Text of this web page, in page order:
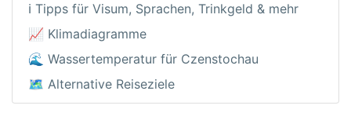
ℹ️ Tipps für Visum, Sprachen, Trinkgeld & mehr
📈 Klimadiagramme
🌊 Wassertemperatur für Czenstochau
🗺️ Alternative Reiseziele